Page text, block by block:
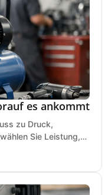
es ankommt
zu Druck,
Sie Leistung,